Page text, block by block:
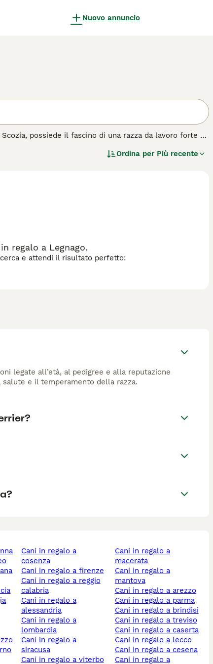
Nuovo annuncio
possiede il fascino di una razza da lavoro forte e
marrone. Apprezzati per la loro natura
energici, richiedono esercizio regolare e stimolazione
sono eccellenti scavatori, progettati per la caccia alla
di consigli sull'
Ordina per Più recente
regalo a Legnago.
e attendi il risultato perfetto:
legate all’età, al pedigree e alla reputazione
e il temperamento della razza.
cani in regalo a
cosenza
cani in regalo a firenze
cani in regalo a reggio
calabria
cani in regalo a
alessandria
cani in regalo a
lombardia
cani in regalo a
siracusa
cani in regalo a viterbo
cani in regalo a
macerata
cani in regalo a
mantova
cani in regalo a arezzo
cani in regalo a parma
cani in regalo a brindisi
cani in regalo a treviso
cani in regalo a caserta
cani in regalo a lecco
cani in regalo a cesena
cani in regalo a